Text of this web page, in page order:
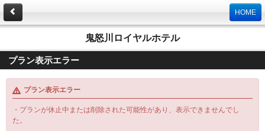
HOME
鬼怒川ロイヤルホテル
プラン表示エラー
プラン表示エラー
・プランが休止中または削除された可能性があり、表示できませんでし
た。